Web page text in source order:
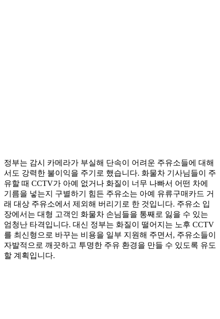
정부는 감시 카메라가 부실해 단속이 어려운 주유소들에 대해
서도 강력한 불이익을 주기로 했습니다. 화물차 기사님들이 주
유할 때 CCTV가 아예 없거나 화질이 너무 나빠서 어떤 차에
기름을 넣는지 구별하기 힘든 주유소는 아예 유류구매카드 거
래 대상 주유소에서 제외해 버리기로 한 것입니다. 주유소 입
장에서는 대형 고객인 화물차 손님들을 통째로 잃을 수 있는
엄청난 타격입니다. 대신 정부는 화질이 떨어지는 노후 CCTV
를 최신형으로 바꾸는 비용을 일부 지원해 주면서, 주유소들이
자발적으로 깨끗하고 투명한 주유 환경을 만들 수 있도록 유도
할 계획입니다.